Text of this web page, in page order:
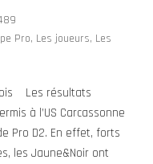
Pro, Les joueurs, Les
Les résultats
à l’US Carcassonne
Pro D2. En effet, forts
les Jaune&Noir ont